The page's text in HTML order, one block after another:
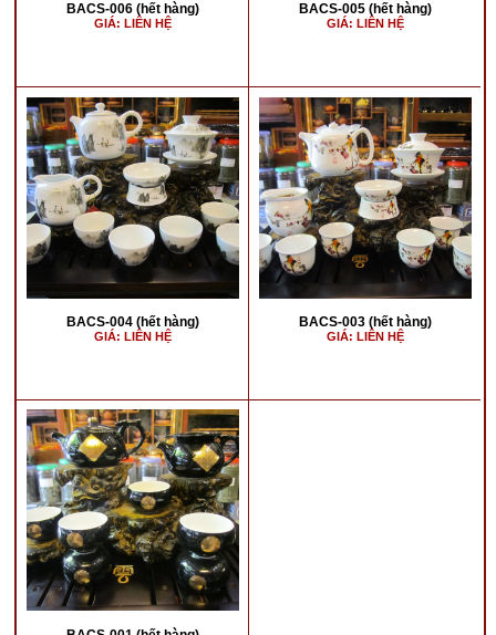
BACS-006 (hết hàng)
GIÁ: LIÊN HỆ
BACS-005 (hết hàng)
GIÁ: LIÊN HỆ
BACS-004 (hết hàng)
GIÁ: LIÊN HỆ
BACS-003 (hết hàng)
GIÁ: LIÊN HỆ